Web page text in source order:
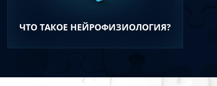
ЧТО ТАКОЕ НЕЙРОФИЗИОЛОГИЯ?